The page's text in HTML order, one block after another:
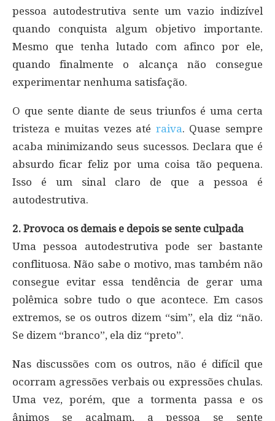
pessoa autodestrutiva sente um vazio indizível
quando conquista algum objetivo importante.
Mesmo que tenha lutado com afinco por ele,
quando finalmente o alcança não consegue
experimentar nenhuma satisfação.
O que sente diante de seus triunfos é uma certa
tristeza e muitas vezes até raiva. Quase sempre
acaba minimizando seus sucessos. Declara que é
absurdo ficar feliz por uma coisa tão pequena.
Isso é um sinal claro de que a pessoa é
autodestrutiva.
2. Provoca os demais e depois se sente culpada
Uma pessoa autodestrutiva pode ser bastante
conflituosa. Não sabe o motivo, mas também não
consegue evitar essa tendência de gerar uma
polêmica sobre tudo o que acontece. Em casos
extremos, se os outros dizem “sim”, ela diz “não.
Se dizem “branco”, ela diz “preto”.
Nas discussões com os outros, não é difícil que
ocorram agressões verbais ou expressões chulas.
Uma vez, porém, que a tormenta passa e os
ânimos se acalmam, a pessoa se sente